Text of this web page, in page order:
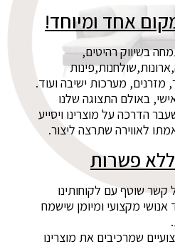
אחד ומיוחד!
בשיווק רהיטים,
מזרנים, מערכות ישיבה ועוד.
באולם התצוגה שלנו
הדרכה על מוצרינו ויסייע
לאווירה שתרצה ליצור.
פשרות
קשר שוטף עם לקוחותינו
מקצועי ומיומן שישמח
שמרכיבים את מוצרינו